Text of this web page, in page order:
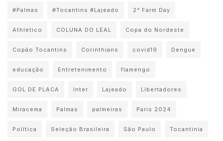
#Palmas #Tocantins #Lajeado 2° Farm Day
Athletico COLUNA DO LEAL Copa do Nordeste
Copão Tocantins Corinthians covid19 Dengue
educação Entretenimento flamengo
GOL DE PLACA Inter Lajeado Libertadores
Miracema Palmas palmeiras Paris 2024
Política Seleção Brasileira São Paulo Tocantinia